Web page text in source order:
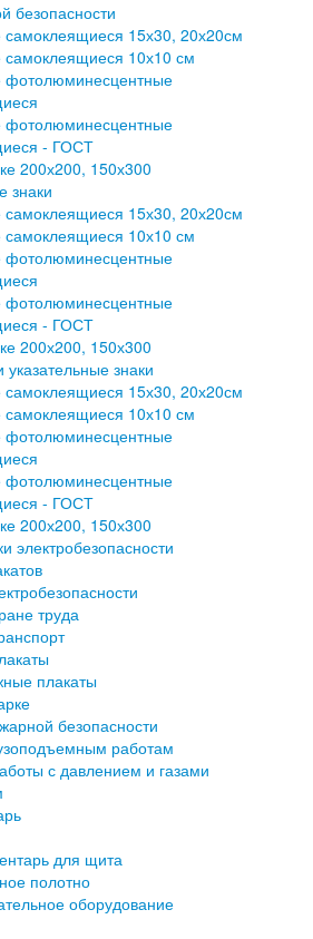
безопасности
самоклеящиеся 15х30, 20х20см
самоклеящиеся 10х10 см
фотолюминесцентные
фотолюминесцентные
- ГОСТ
200х200, 150х300
знаки
самоклеящиеся 15х30, 20х20см
самоклеящиеся 10х10 см
фотолюминесцентные
фотолюминесцентные
- ГОСТ
200х200, 150х300
знаки
самоклеящиеся 15х30, 20х20см
самоклеящиеся 10х10 см
фотолюминесцентные
фотолюминесцентные
- ГОСТ
200х200, 150х300
электробезопасности
труда
плакаты
безопасности
работам
с давлением и газами
для щита
полотно
оборудование